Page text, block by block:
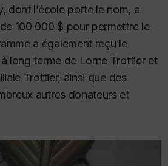
dont l’école porte le nom, a
100 000 $ pour permettre le
a également reçu le
long terme de Lorne Trottier et
Trottier, ainsi que des
autres donateurs et